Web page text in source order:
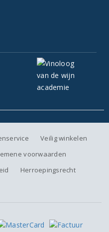
Veilig winkelen
voorwaarden
Herroepingsrecht